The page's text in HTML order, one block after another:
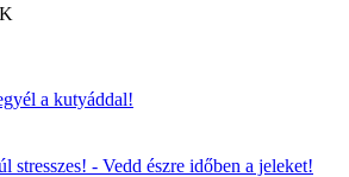
a kutyáddal!
stresszes! - Vedd észre időben a jeleket!